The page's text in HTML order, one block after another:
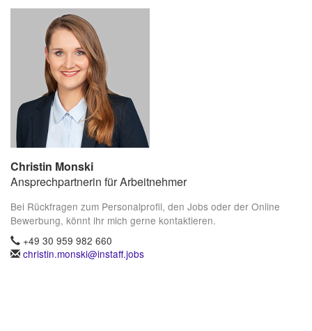
Christin Monski
Ansprechpartnerin für Arbeitnehmer
Bei Rückfragen zum Personalprofil, den Jobs oder der Online
Bewerbung, könnt ihr mich gerne kontaktieren.
+49 30 959 982 660
christin.monski@instaff.jobs